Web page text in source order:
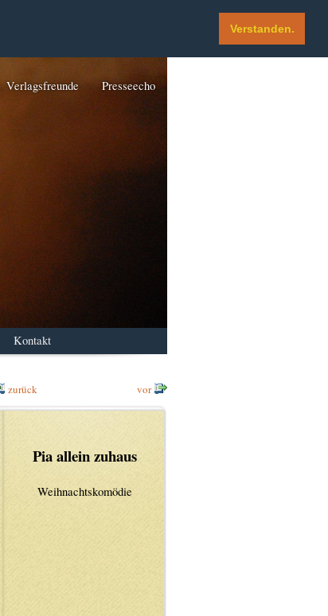
Verstanden.
Verlagsfreunde Presseecho
Kontakt
zurück vor
Pia allein zuhaus
Weihnachtskomödie